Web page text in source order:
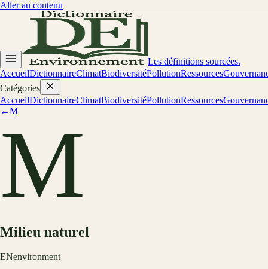
Aller au contenu
Les définitions sourcées.
AccueilDictionnaireClimatBiodiversitéPollutionRessources
Catégories
AccueilDictionnaireClimatBiodiversitéPollutionRessources
←M
M
Milieu naturel
ENenvironment